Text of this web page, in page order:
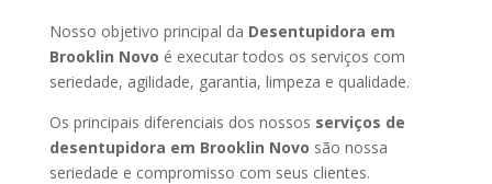
Nosso objetivo principal da Desentupidora em
Brooklin Novo é executar todos os serviços com
seriedade, agilidade, garantia, limpeza e qualidade.
Os principais diferenciais dos nossos serviços de
desentupidora em Brooklin Novo são nossa
seriedade e compromisso com seus clientes.